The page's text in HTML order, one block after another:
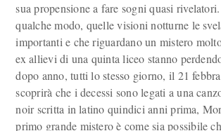
sua propensione a fare sogni quasi
qualche modo, quelle visioni notturne le
importanti e che riguardano un mistero
ex allievi di una quinta liceo stanno
dopo anno, tutti lo stesso giorno, il 21
scoprirà che i decessi sono legati a una
noir scritta in latino quindici anni prima,
primo grande mistero è come sia possibile